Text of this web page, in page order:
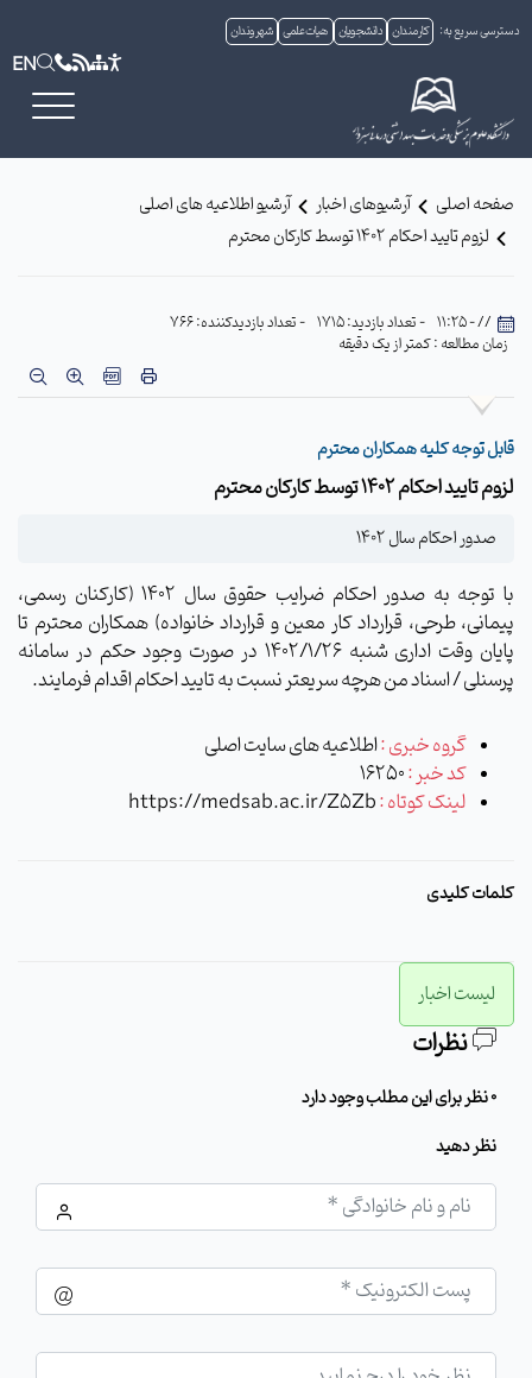
دسترسی سریع به: کارمندان دانشجویان هیات علمی شهروندان
EN
صفحه اصلی آرشیوهای اخبار
آرشیو اطلاعیه های اصلی
لزوم تایید احکام 1402 توسط کارکان محترم
// - 11:25 - تعداد بازدید: 1715
- تعداد بازدیدکننده: 766
زمان مطالعه : کمتر از یک دقیقه
قابل توجه کلیه همکاران محترم
لزوم تایید احکام 1402 توسط کارکان محترم
صدور احکام سال 1402
با توجه به صدور احکام ضرایب حقوق سال 1402 (کارکنان رسمی،
پیمانی، طرحی، قرارداد کار معین و قرارداد خانواده) همکاران محترم تا
پایان وقت اداری شنبه 1402/1/26 در صورت وجود حکم در سامانه
پرسنلی / اسناد من هرچه سریعتر نسبت به تایید احکام اقدام فرمایند.
گروه خبری :اطلاعیه های سایت اصلی
کد خبر :16250
لینک کوتاه :https://medsab.ac.ir/Z5Zb
کلمات کلیدی
لیست اخبار
نظرات
0 نظر برای این مطلب وجود دارد
نظر دهید